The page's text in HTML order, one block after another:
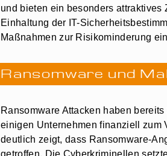
und bieten ein besonders
Einhaltung der IT-
Maßnahmen zur Risikominderung
Ransomware und
Ransomware Attacken haben
einigen Unternehmen finanziell zum
deutlich zeigt, dass Ransomware-
getroffen. Die Cyberkriminellen